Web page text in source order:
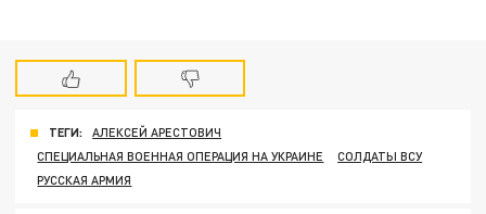
ТЕГИ:
АЛЕКСЕЙ АРЕСТОВИЧ
СПЕЦИАЛЬНАЯ ВОЕННАЯ ОПЕРАЦИЯ НА УКРАИНЕ
СОЛДАТЫ ВСУ
РУССКАЯ АРМИЯ